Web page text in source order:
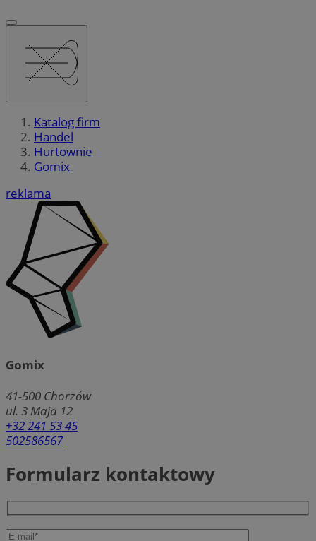
Katalog firm
Handel
Hurtownie
Gomix
reklama
Gomix
41-500 Chorzów
ul. 3 Maja 12
+32 241 53 45
502586567
Formularz kontaktowy